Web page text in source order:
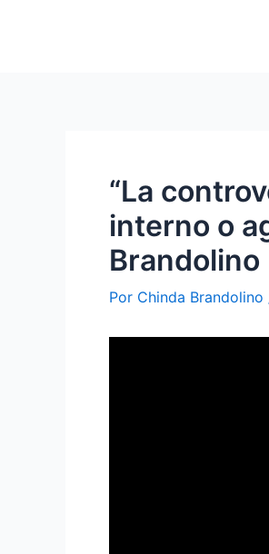
“La
interno o
Brandolino
Por Chinda Brandolino